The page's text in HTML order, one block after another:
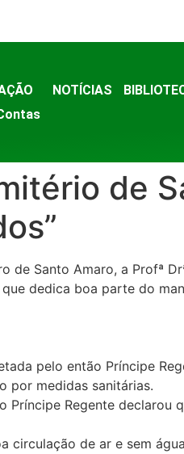
NOTÍCIAS
de
Santo Amaro, a Profª
dedica boa parte do
pelo então Príncipe
por medidas sanitárias.
Príncipe Regente
de ar e sem